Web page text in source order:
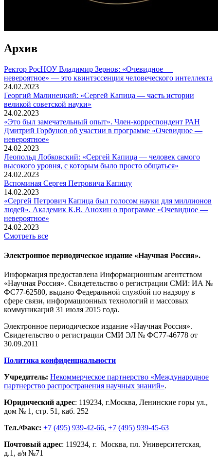
Архив
Ректор РосНОУ Владимир Зернов: «Очевидное —
невероятное» — это квинтэссенция человеческого интеллекта
24.02.2023
Георгий Малинецкий: «Сергей Капица — часть истории
великой советской науки»
24.02.2023
«Это был замечательный опыт». Член-корреспондент РАН
Дмитрий Горбунов об участии в программе «Очевидное —
невероятное»
24.02.2023
Леопольд Лобковский: «Сергей Капица — человек самого
высокого уровня, с которым было просто общаться»
24.02.2023
Вспоминaя Сергея Петровича Капицу
14.02.2023
«Сергей Петрович Капица был голосом науки для миллионов
людей». Академик К.В. Анохин о программе «Очевидное —
невероятное»
24.02.2023
Смотреть все
Электронное периодическое издание «Научная Россия».
Информация предоставлена Информационным агентством
«Научная Россия». Свидетельство о регистрации СМИ: ИА №
ФС77-62580, выдано Федеральной службой по надзору в
сфере связи, информационных технологий и массовых
коммуникаций 31 июля 2015 года.
Электронное периодическое издание «Научная Россия».
Свидетельство о регистрации СМИ ЭЛ № ФС77-46778 от
30.09.2011
Политика конфиденциальности
Учредитель: Некоммерческое партнерство «Международное
партнерство распространения научных знаний».
Юридический адрес: 119234, г.Москва, Ленинские горы ул.,
дом № 1, стр. 51 , каб. 252
Тел./Факс: +7 (495) 939-42-66, +7 (495) 939-45-63
Почтовый адрес: 119234, г. Москва, пл. Университетская,
д.1 , а/я №71